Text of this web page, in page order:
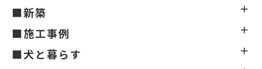
■新築
■施工事例
■犬と暮らす